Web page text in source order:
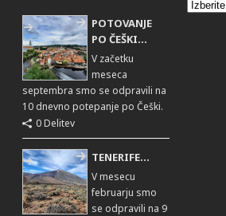
POTOVANJE
PO ČEŠKI...
V začetku
meseca
septembra smo se odpravili na
10 dnevno potepanje po Češki.
0 Delitev
TENERIFE...
V mesecu
februarju smo
se odpravili na 9